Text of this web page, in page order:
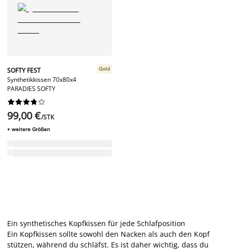
SOFTY FEST
Synthetikkissen 70x80x4
PARADIES SOFTY
Gold






99,00 €/STK
+ weitere Größen
Ein synthetisches Kopfkissen für jede Schlafposition
Ein Kopfkissen sollte sowohl den Nacken als auch den Kopf
stützen, während du schläfst. Es ist daher wichtig, dass du